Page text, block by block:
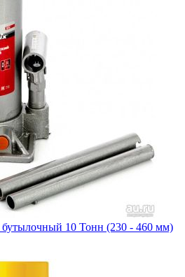
бутылочный 10 Тонн (230 - 460 мм)